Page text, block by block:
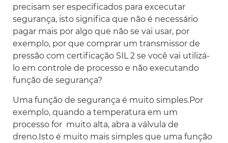
precisam ser especificados para excecutar
segurança, isto significa que não é necessário
pagar mais por algo que não se vai usar, por
exemplo, por que comprar um transmissor de
pressão com certificação SIL 2 se você vai utilizá-
lo em controle de processo e não executando
função de segurança?
Uma função de segurança é muito simples.Por
exemplo, quando a temperatura em um
processo for muito alta, abra a válvula de
dreno.Isto é muito mais simples que uma função